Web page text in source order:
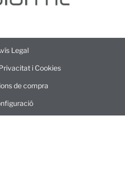
Legal
i Cookies
de compra